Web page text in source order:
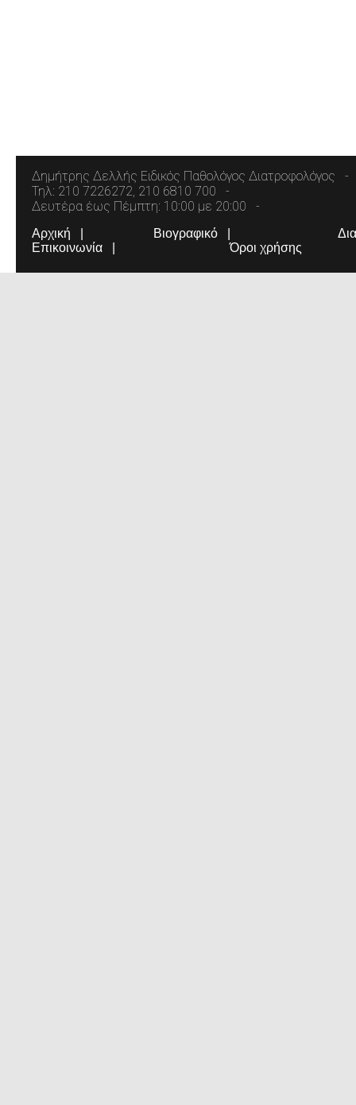
Δημήτρης Δελλής Ειδικός Παθολόγος Διατροφολόγος
Τηλ: 210 7226272, 210 6810 700
Δευτέρα έως Πέμπτη: 10:00 με 20:00
Αρχική Βιογραφικό
Επικοινωνία
Όροι χρήσης